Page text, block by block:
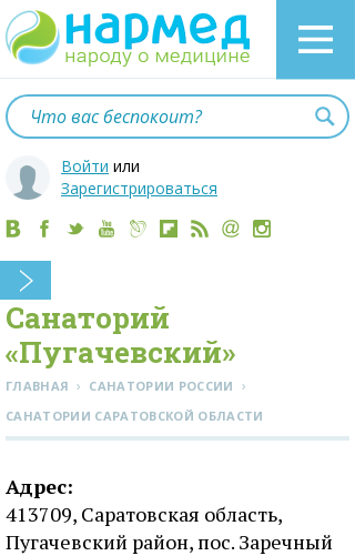
Войти или
Зарегистрироваться
Санаторий
«Пугачевский»
ГЛАВНАЯ › САНАТОРИИ РОССИИ ›
CАНАТОРИИ САРАТОВСКОЙ ОБЛАСТИ
Адрес:
413709, Саратовская область,
Пугачевский район, пос. Заречный